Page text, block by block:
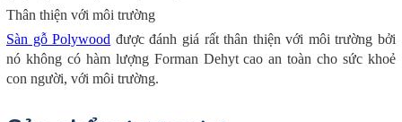
Thân thiện với môi trường
Sàn gỗ Polywood được đánh giá rất thân thiện với môi trường bởi
nó không có hàm lượng Forman Dehyt cao an toàn cho sức khoẻ
con người, với môi trường.